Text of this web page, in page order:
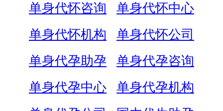
单身代怀咨询
单身代怀中心
单身代怀机构
单身代怀公司
单身代孕助孕
单身代孕咨询
单身代孕中心
单身代孕机构